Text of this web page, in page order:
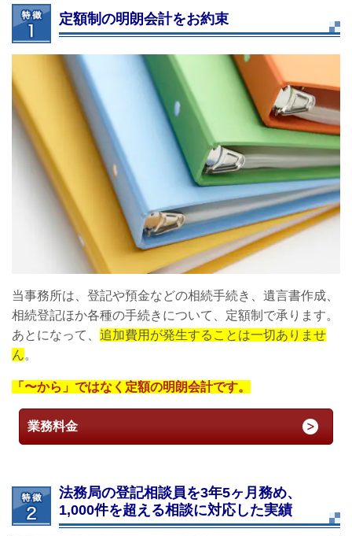
定額制の明朗会計をお約束
当事務所は、登記や預金などの相続手続き、遺言書作成、
相続登記ほか各種の手続きについて、定額制で承ります。
あとになって、 追加費用が発生することは一切ありませ
ん。
「〜から」ではなく定額の明朗会計です。
業務料金
法務局の登記相談員を3年5ヶ月務め、
1,000件を超える相談に対応した実績